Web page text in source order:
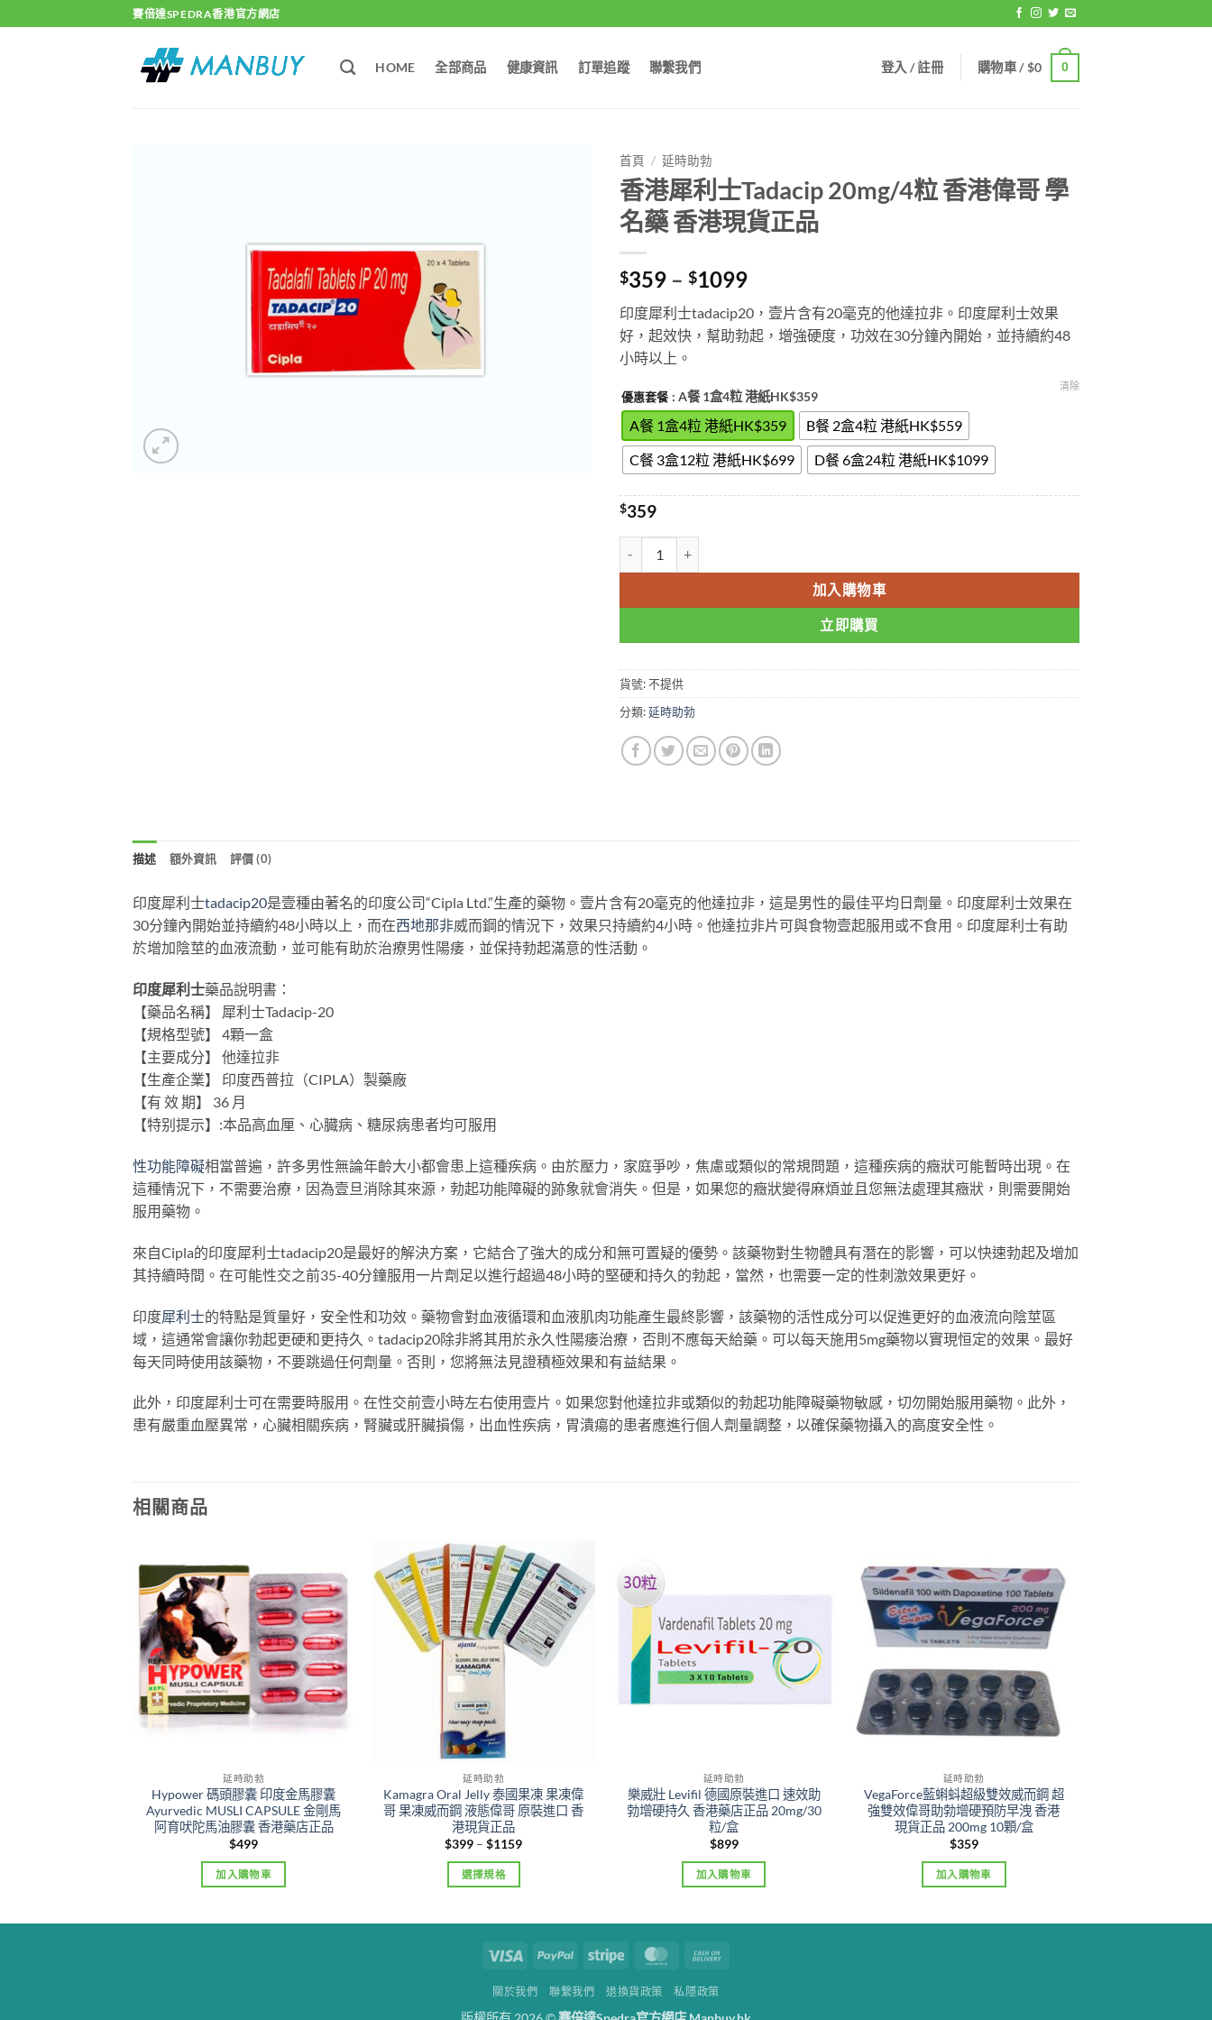
to
賽倍達SPEDRA香港官方網店
HOME 全部商品 健康資訊 訂單追蹤 聯繫我們 登入 / 註冊 購物車 /$0 0
首頁 / 延時助勃
香港犀利士Tadacip 20mg/4粒 香港偉哥 學
名藥 香港現貨正品
$359 – $1099Price
range:
$359
through
印度犀利士tadacip20，壹片含有20毫克的他達拉非。印度犀利士效果
好，起效快，幫助勃起，增強硬度，功效在30分鐘內開始，並持續約48
小時以上。
優惠套餐 : A餐 1盒4粒 港紙HK$359
A餐 1盒4粒 港紙HK$359
B餐 2盒4粒 港紙HK$559
C餐 3盒12粒 港紙HK$699
D餐 6盒24粒 港紙HK$1099
清除
$359
加入購物車
立即購買
貨號:不提供
分類:延時助勃
描述 額外資訊 評價 (0)
印度犀利士tadacip20是壹種由著名的印度公司“Cipla Ltd.”生產的藥物。壹片含有20毫克的他達拉非，這是男性的最佳平均日劑量。印度犀利士效果在
30分鐘內開始並持續約48小時以上，而在西地那非威而鋼的情況下，效果只持續約4小時。他達拉非片可與食物壹起服用或不食用。印度犀利士有助
於增加陰莖的血液流動，並可能有助於治療男性陽痿，並保持勃起滿意的性活動。
印度犀利士藥品說明書：
【藥品名稱】 犀利士Tadacip-20
【規格型號】 4顆一盒
【主要成分】 他達拉非
【生產企業】 印度西普拉（CIPLA）製藥廠
【有 效 期】 36 月
【特别提示】:本品高血厘、心臓病、糖尿病患者均可服用
性功能障礙相當普遍，許多男性無論年齡大小都會患上這種疾病。由於壓力，家庭爭吵，焦慮或類似的常規問題，這種疾病的癥狀可能暫時出現。在
這種情況下，不需要治療，因為壹旦消除其來源，勃起功能障礙的跡象就會消失。但是，如果您的癥狀變得麻煩並且您無法處理其癥狀，則需要開始
服用藥物。
來自Cipla的印度犀利士tadacip20是最好的解決方案，它結合了強大的成分和無可置疑的優勢。該藥物對生物體具有潛在的影響，可以快速勃起及增加
其持續時間。在可能性交之前35-40分鐘服用一片劑足以進行超過48小時的堅硬和持久的勃起，當然，也需要一定的性刺激效果更好。
印度犀利士的特點是質量好，安全性和功效。藥物會對血液循環和血液肌肉功能產生最終影響，該藥物的活性成分可以促進更好的血液流向陰莖區
域，這通常會讓你勃起更硬和更持久。tadacip20除非將其用於永久性陽痿治療，否則不應每天給藥。可以每天施用5mg藥物以實現恒定的效果。最好
每天同時使用該藥物，不要跳過任何劑量。否則，您將無法見證積極效果和有益結果。
此外，印度犀利士可在需要時服用。在性交前壹小時左右使用壹片。如果您對他達拉非或類似的勃起功能障礙藥物敏感，切勿開始服用藥物。此外，
患有嚴重血壓異常，心臟相關疾病，腎臟或肝臟損傷，出血性疾病，胃潰瘍的患者應進行個人劑量調整，以確保藥物攝入的高度安全性。
相關商品
延時助勃
Hypower 碼頭膠囊 印度金馬膠囊
Ayurvedic MUSLI CAPSULE 金剛馬
阿育吠陀馬油膠囊 香港藥店正品
$499
加入購物車
延時助勃
Kamagra Oral Jelly 泰國果凍 果凍偉
哥 果凍威而鋼 液態偉哥 原裝進口 香
港現貨正品
$399 – $1159Price
選擇規格
multiple
The
延時助勃
樂威壯 Levifil 德國原裝進口 速效助
勃增硬持久 香港藥店正品 20mg/30
粒/盒
$899
加入購物車
延時助勃
VegaForce藍蝌蚪超級雙效威而鋼 超
強雙效偉哥助勃增硬預防早洩 香港
現貨正品 200mg 10顆/盒
$359
加入購物車
Visa PayPal Stripe MasterCard
關於我們 聯繫我們 退換貨政策 私隱政策